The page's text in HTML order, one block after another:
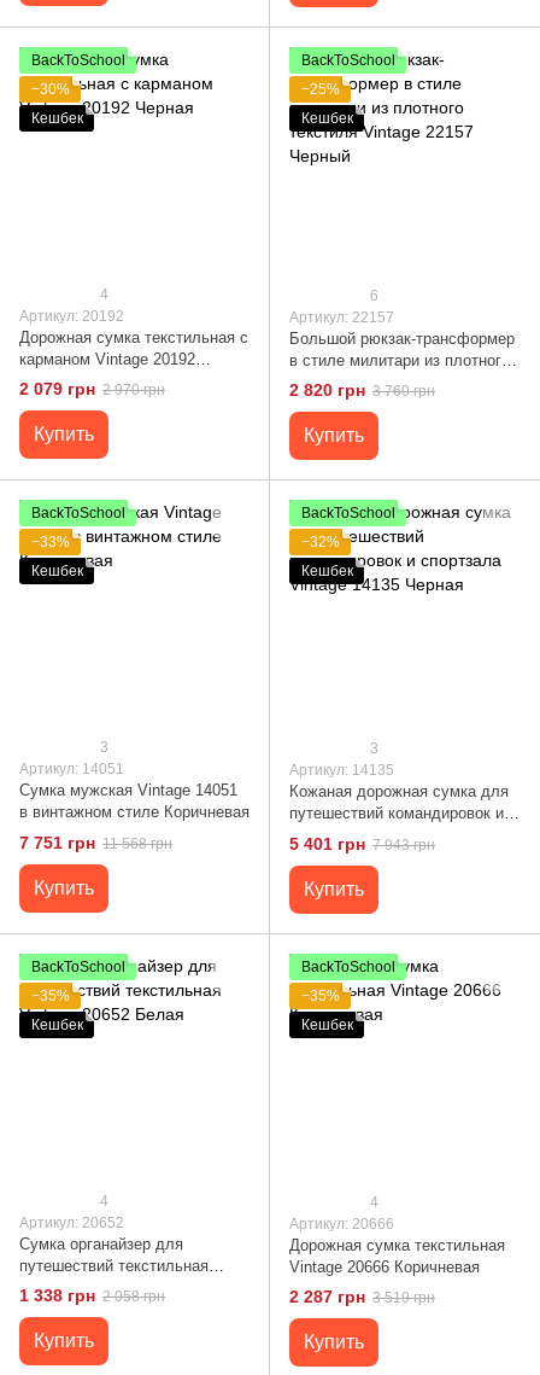
BackToSchool
−30%
Кешбек
4
Артикул: 20192
Дорожная сумка текстильная с
карманом Vintage 20192
Черная
2 079 грн 2 970 грн
Купить
BackToSchool
−25%
Кешбек
6
Артикул: 22157
Большой рюкзак-трансформер
в стиле милитари из плотного
текстиля Vintage 22157 Черный
2 820 грн 3 760 грн
Купить
BackToSchool
−33%
Кешбек
3
Артикул: 14051
Сумка мужская Vintage 14051
в винтажном стиле Коричневая
7 751 грн 11 568 грн
Купить
BackToSchool
−32%
Кешбек
3
Артикул: 14135
Кожаная дорожная сумка для
путешествий командировок и
спортзала Vintage 14135
5 401 грн 7 943 грн
Купить
BackToSchool
−35%
Кешбек
4
Артикул: 20652
Сумка органайзер для
путешествий текстильная
Vintage 20652 Белая
1 338 грн 2 058 грн
Купить
BackToSchool
−35%
Кешбек
4
Артикул: 20666
Дорожная сумка текстильная
Vintage 20666 Коричневая
2 287 грн 3 519 грн
Купить